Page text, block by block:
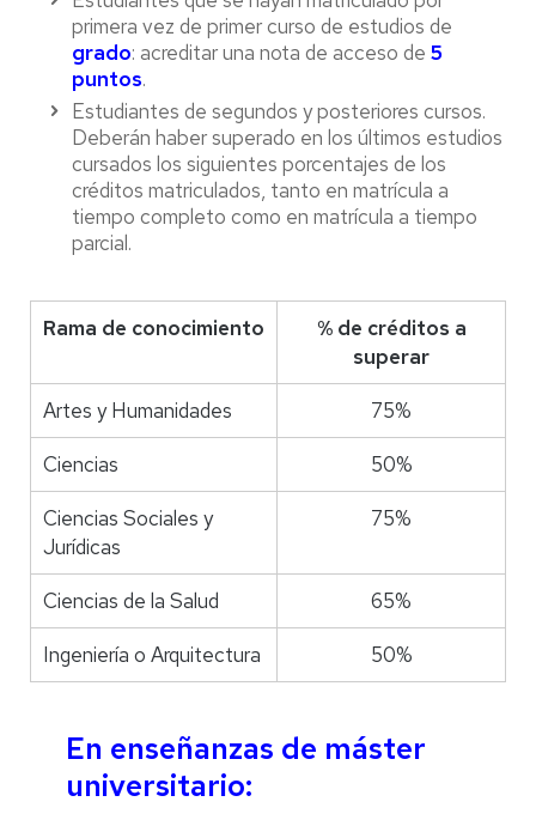
primera vez de primer curso de estudios de
grado: acreditar una nota de acceso de 5
puntos.
Estudiantes de segundos y posteriores cursos.
Deberán haber superado en los últimos estudios
cursados los siguientes porcentajes de los
créditos matriculados, tanto en matrícula a
tiempo completo como en matrícula a tiempo
parcial.
Rama de conocimiento
% de créditos a
superar
Artes y Humanidades 75%
Ciencias 50%
Ciencias Sociales y
Jurídicas
75%
Ciencias de la Salud 65%
Ingeniería o Arquitectura 50%
En enseñanzas de máster
universitario: